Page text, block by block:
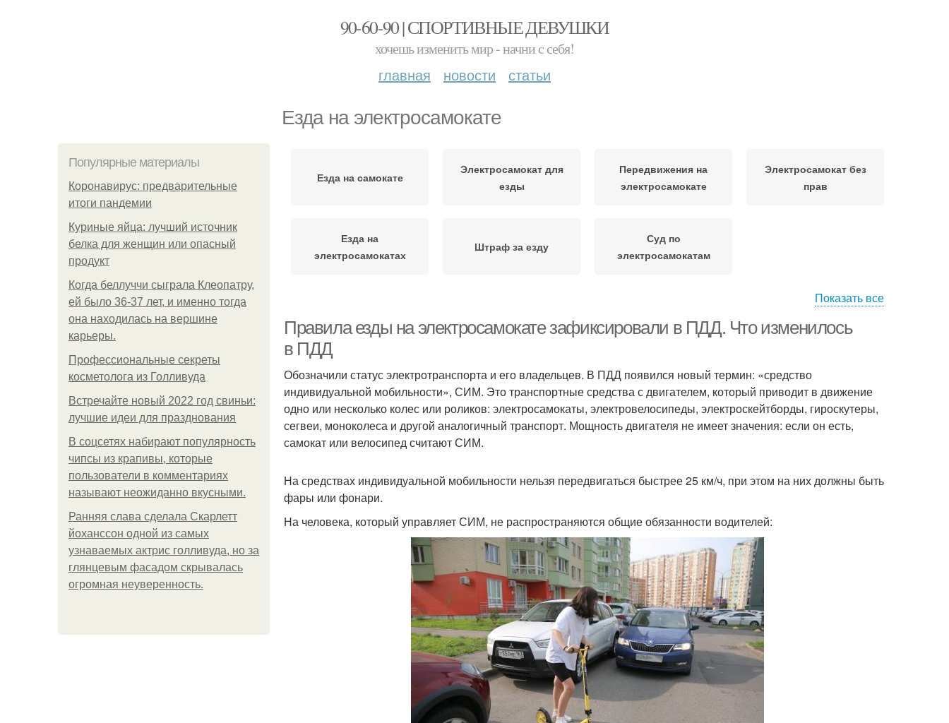
90-60-90 | СПОРТИВНЫЕ ДЕВУШКИ
хочешь изменить мир - начни с себя!
главная новости статьи
Езда на электросамокате
Популярные материалы
Коронавирус: предварительные
итоги пандемии
Куриные яйца: лучший источник
белка для женщин или опасный
продукт
Когда беллуччи сыграла Клеопатру,
ей было 36-37 лет, и именно тогда
она находилась на вершине
карьеры.
Профессиональные секреты
косметолога из Голливуда
Встречайте новый 2022 год свиньи:
лучшие идеи для празднования
В соцсетях набирают популярность
чипсы из крапивы, которые
пользователи в комментариях
называют неожиданно вкусными.
Ранняя слава сделала Скарлетт
йоханссон одной из самых
узнаваемых актрис голливуда, но за
глянцевым фасадом скрывалась
огромная неуверенность.
Езда на самокате
Электросамокат для
езды
Передвижения на
электросамокате
Электросамокат без
прав
Езда на
электросамокатах
Штраф за езду
Суд по
электросамокатам
Показать все
Правила езды на электросамокате зафиксировали в ПДД. Что изменилось
в ПДД
Обозначили статус электротранспорта и его владельцев. В ПДД появился новый термин: «средство
индивидуальной мобильности», СИМ. Это транспортные средства с двигателем, который приводит в движение
одно или несколько колес или роликов: электросамокаты, электровелосипеды, электроскейтборды, гироскутеры,
сегвеи, моноколеса и другой аналогичный транспорт. Мощность двигателя не имеет значения: если он есть,
самокат или велосипед считают СИМ.
На средствах индивидуальной мобильности нельзя передвигаться быстрее 25 км/ч, при этом на них должны быть
фары или фонари.
На человека, который управляет СИМ, не распространяются общие обязанности водителей: